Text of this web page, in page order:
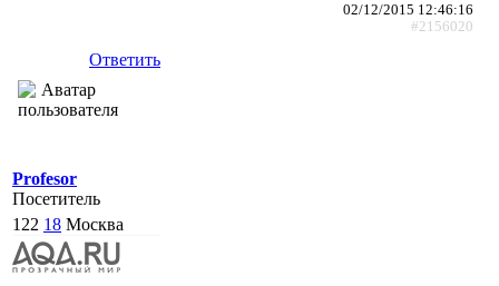
02/12/2015 12:46:16
#2156020
Ответить
Profesor
Посетитель
122 18 Москва